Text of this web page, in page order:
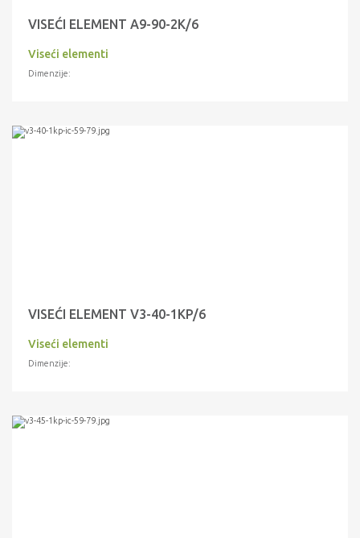
VISEĆI ELEMENT A9-90-2K/6
Viseći elementi
Dimenzije:
VISEĆI ELEMENT V3-40-1KP/6
Viseći elementi
Dimenzije: